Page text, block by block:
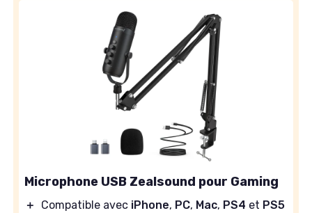
Microphone USB Zealsound pour Gaming
＋ Compatible avec iPhone, PC, Mac, PS4 et PS5